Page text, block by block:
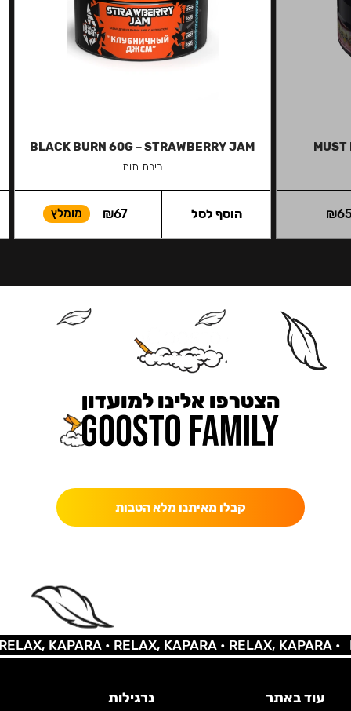
MUST
₪
BLACK BURN 60G – STRAWBERRY JAM
ריבת תות
₪67 מומלץ הוסף לסל
הצטרפו אלינו למועדון
קבלו מאיתנו מלא הטבות
KAPARA •RELAX, KAPARA •RELAX, KAPARA •
עוד באתר נרגילות